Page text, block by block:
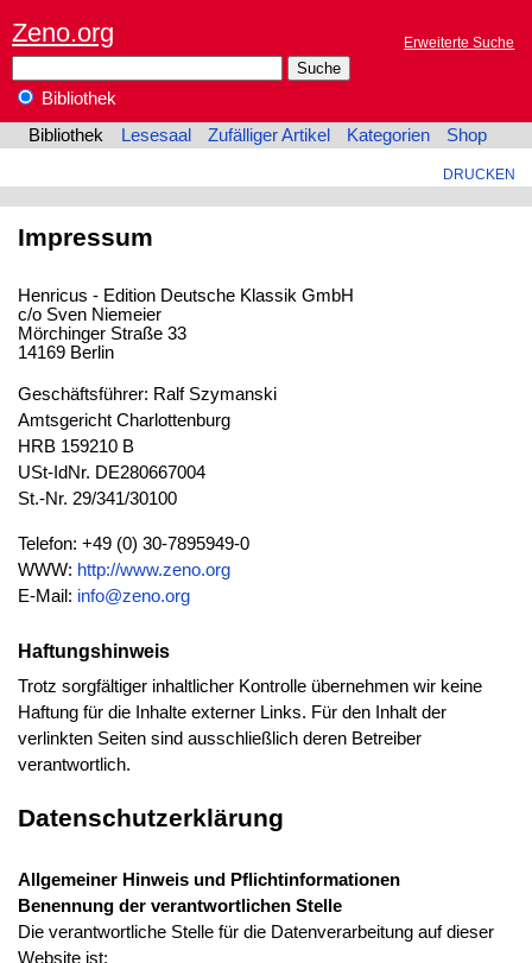
Zeno.org Erweiterte Suche
Bibliothek
Bibliothek
Lesesaal Zufälliger Artikel Kategorien Shop
DRUCKEN
Impressum
Henricus - Edition Deutsche Klassik GmbH
c/o Sven Niemeier
Mörchinger Straße 33
14169 Berlin
Geschäftsführer: Ralf Szymanski
Amtsgericht Charlottenburg
HRB 159210 B
USt-IdNr. DE280667004
St.-Nr. 29/341/30100
Telefon: +49 (0) 30-7895949-0
WWW: http://www.zeno.org
E-Mail: info@zeno.org
Haftungshinweis
Trotz sorgfältiger inhaltlicher Kontrolle übernehmen wir keine
Haftung für die Inhalte externer Links. Für den Inhalt der
verlinkten Seiten sind ausschließlich deren Betreiber
verantwortlich.
Datenschutzerklärung
Allgemeiner Hinweis und Pflichtinformationen
Benennung der verantwortlichen Stelle
Die verantwortliche Stelle für die Datenverarbeitung auf dieser
Website ist: